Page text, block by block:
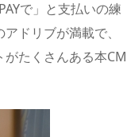
で」と支払いの練
ドリブが満載で、
たくさんある本CM